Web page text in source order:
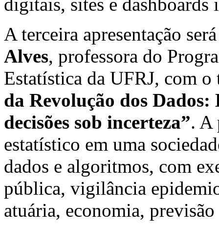
digitais, sites e dashboards
A terceira apresentação
Alves, professora do
Estatística da UFRJ, com
da Revolução dos
decisões sob incerteza”. A
estatístico em uma
dados e algoritmos, com
pública, vigilância
atuária, economia,